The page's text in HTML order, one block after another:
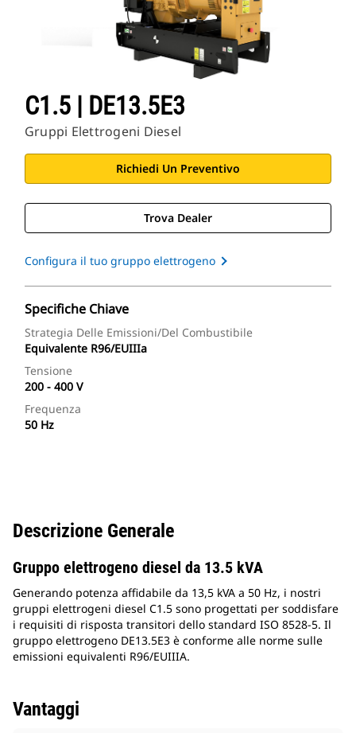
C1.5 | DE13.5E3
Gruppi Elettrogeni Diesel
Richiedi Un Preventivo
Trova Dealer
Configura il tuo gruppo elettrogeno
Specifiche Chiave
Strategia Delle Emissioni/del Combustibile
Equivalente R96/EUIIIa
Tensione
200 - 400 V
Frequenza
50 Hz
Descrizione Generale
Gruppo elettrogeno diesel da 13.5 kVA
Generando potenza affidabile da 13,5 kVA a 50 Hz, i nostri
gruppi elettrogeni diesel C1.5 sono progettati per soddisfare
i requisiti di risposta transitori dello standard ISO 8528-5. Il
gruppo elettrogeno DE13.5E3 è conforme alle norme sulle
emissioni equivalenti R96/EUIIIA.
Vantaggi